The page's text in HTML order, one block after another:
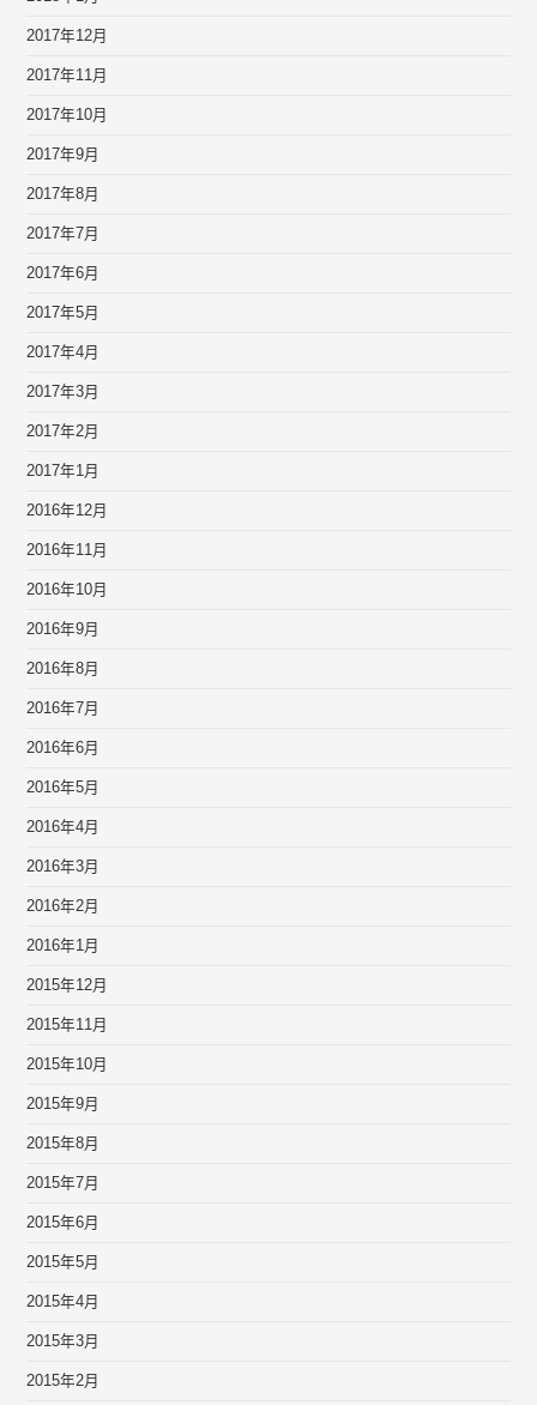
2017年12月
2017年11月
2017年10月
2017年9月
2017年8月
2017年7月
2017年6月
2017年5月
2017年4月
2017年3月
2017年2月
2017年1月
2016年12月
2016年11月
2016年10月
2016年9月
2016年8月
2016年7月
2016年6月
2016年5月
2016年4月
2016年3月
2016年2月
2016年1月
2015年12月
2015年11月
2015年10月
2015年9月
2015年8月
2015年7月
2015年6月
2015年5月
2015年4月
2015年3月
2015年2月